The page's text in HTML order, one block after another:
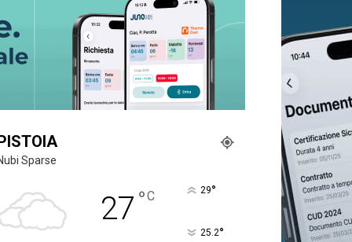
Sparse
27 °C 29°
25.2°